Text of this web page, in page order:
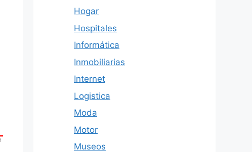
Hogar
Hospitales
Informática
Inmobiliarias
Internet
Logistica
Moda
Motor
Museos